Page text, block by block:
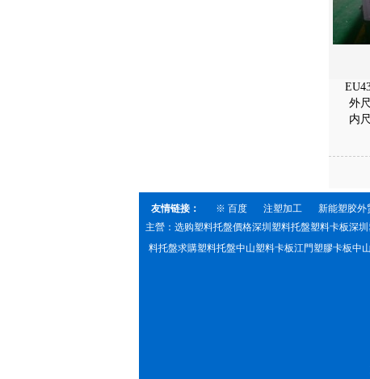
外
内
友情链接： ※ 百度 注塑加工 新能塑胶外
主營：选购塑料托盤價格深圳塑料托盤塑料卡板深
料托盤求購塑料托盤中山塑料卡板江門塑膠卡板中